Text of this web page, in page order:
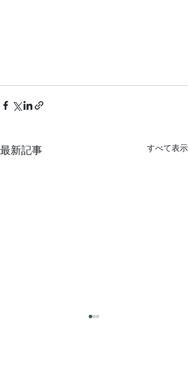
最新記事 すべて表示